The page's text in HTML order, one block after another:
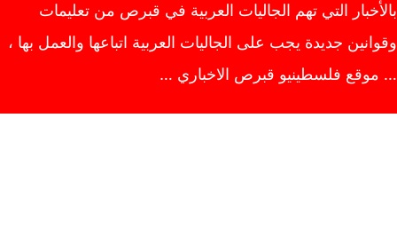
بالأخبار التي تهم الجاليات العربية في قبرص من تعليمات
وقوانين جديدة يجب على الجاليات العربية اتباعها والعمل بها ،
… موقع فلسطينيو قبرص الاخباري …